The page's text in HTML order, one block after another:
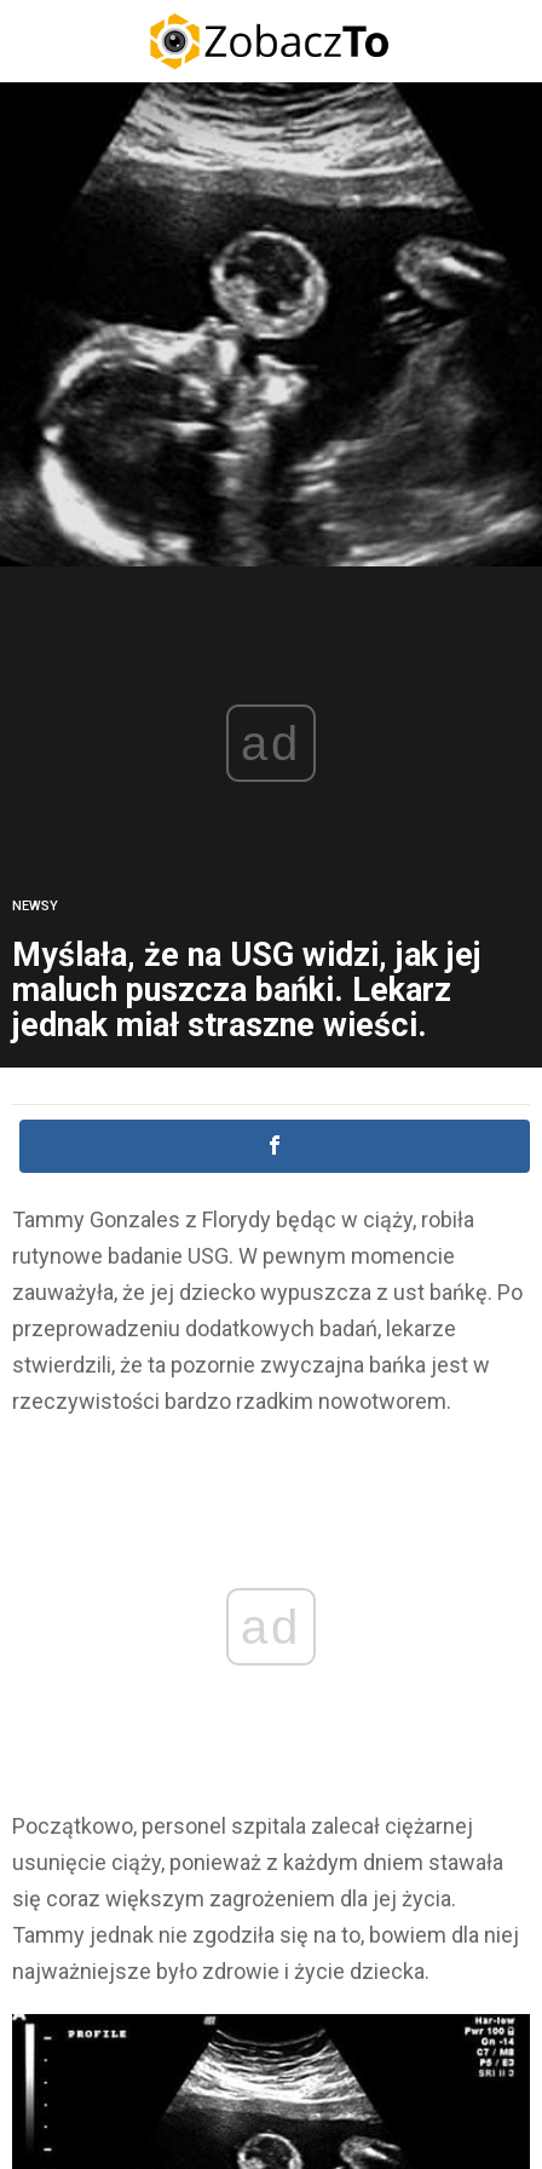
ad
NEWSY
Myślała, że na USG widzi, jak jej
maluch puszcza bańki. Lekarz
jednak miał straszne wieści.
Tammy Gonzales z Florydy będąc w ciąży, robiła
rutynowe badanie USG. W pewnym momencie
zauważyła, że jej dziecko wypuszcza z ust bańkę. Po
przeprowadzeniu dodatkowych badań, lekarze
stwierdzili, że ta pozornie zwyczajna bańka jest w
rzeczywistości bardzo rzadkim nowotworem.
ad
Początkowo, personel szpitala zalecał ciężarnej
usunięcie ciąży, ponieważ z każdym dniem stawała
się coraz większym zagrożeniem dla jej życia.
Tammy jednak nie zgodziła się na to, bowiem dla niej
najważniejsze było zdrowie i życie dziecka.